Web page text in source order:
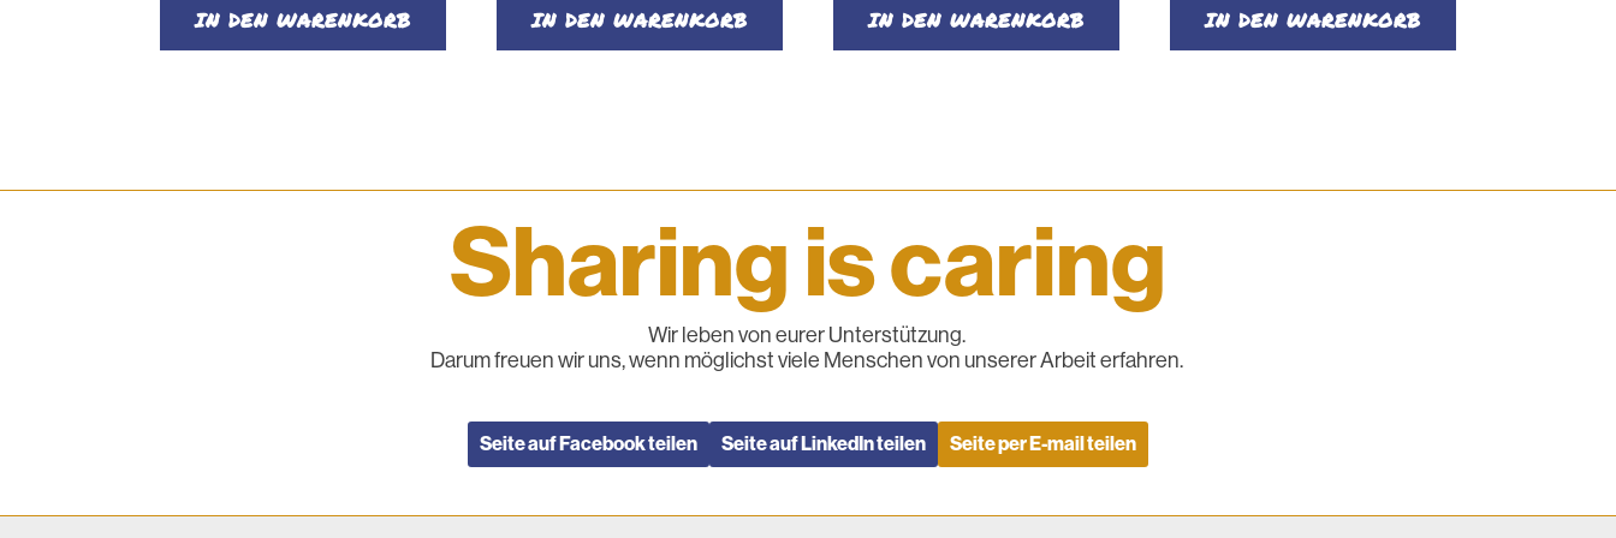
war:
€ 50
ist:
€ 45.
IN DEN WARENKORB
war:
€ 50
ist:
€ 45.
IN DEN WARENKORB IN DEN WARENKORB
war:
€ 50
ist:
€ 45.
IN DEN WARENKORB
Sharing is caring
Wir leben von eurer Unterstützung.
Darum freuen wir uns, wenn möglichst viele Menschen von unserer Arbeit erfahren.
Seite auf Facebook teilen Seite auf LinkedIn teilen Seite per E-mail teilen